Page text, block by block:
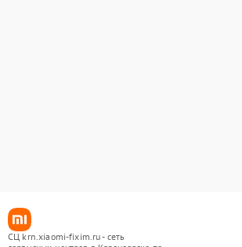
СЦ krn.xiaomi-fixim.ru - сеть